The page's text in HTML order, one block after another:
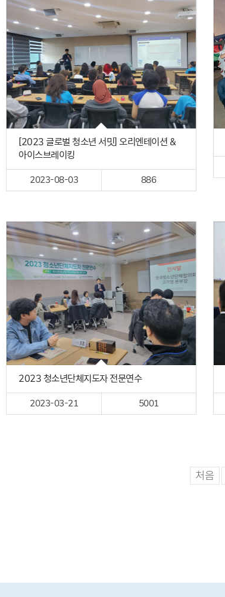
[2023 글로벌 청소년 서밋] 오리엔테이션 &
아이스브레이킹
2023-08-03 886
2023 청소년단체지도자 전문연수
2023-03-21 5001
처음